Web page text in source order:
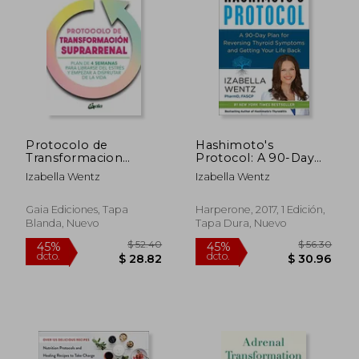
dcto. $ 24.50 dcto.
Protocolo de
Transformacion
Suprarrenal
Izabella Wentz
Gaia Ediciones, Tapa
Blanda, Nuevo
Hashimoto's
Protocol: A 90-Day
Plan for Reversing
Thyroid Symptoms
Back (en Inglés)
Izabella Wentz
Harperone, 2017, 1 Edición,
Tapa Dura, Nuevo